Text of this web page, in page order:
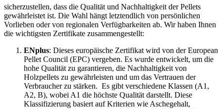
sicherzustellen, dass die Qualität und Nachhaltigkeit der Pellets
gewährleistet ist. Die Wahl hängt letztendlich von persönlichen
Vorlieben oder von regionalen Verfügbarkeiten ab. Wir haben Ihnen
die wichtigsten Zertifikate zusammengestellt:
ENplus: Dieses europäische Zertifikat wird von der European
Pellet Council (EPC) vergeben. Es wurde entwickelt, um die
hohe Qualität zu garantieren, die Nachhaltigkeit von
Holzpellets zu gewährleisten und um das Vertrauen der
Verbraucher zu stärken. Es gibt verschiedene Klassen (A1,
A2, B), wobei A1 die höchste Qualität darstellt. Diese
Klassifizierung basiert auf Kriterien wie Aschegehalt,